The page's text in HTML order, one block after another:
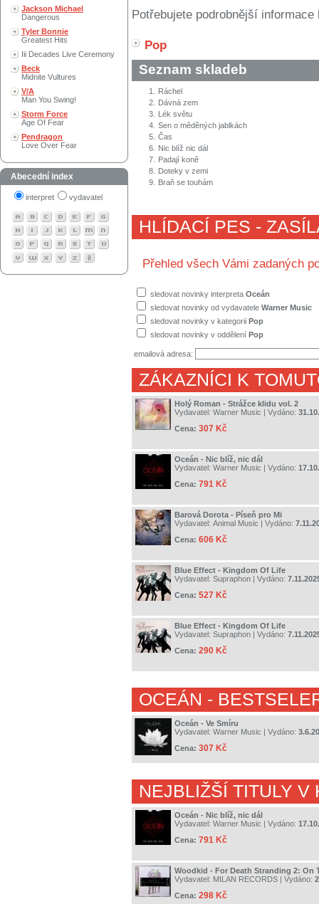
Jackson Michael
Dangerous
Tyler Bonnie
Greatest Hits
Iii Decades Live Ceremony
Beck
Midnite Vultures
V/A
Man You Swing!
Storm Force
Age Of Fear
Pendragon
Love Over Fear
Abecední index
interpret vydavatel
Potřebujete podrobnější
Pop
Seznam skladeb
1.
Ráchel
2.
Dávná zem
3.
Lék světu
4. Sen o měděných jablkách
5. Čas
6.
Nic blíž nic dál
7.
Padají koně
8.
Doteky v zemi
9.
Braň se touhám
HLÍDACÍ PES -
Přehled všech Vámi zadaných
sledovat novinky interpreta Oceán
sledovat novinky od vydavatele Warner Music
sledovat novinky v kategorii Pop
sledovat novinky v oddělení Pop
emailová adresa:
ZÁKAZNÍCI K
Holý Roman - Strážce klidu vol. 2
Vydavatel: Warner Music | Vydáno:
Cena: 307 Kč
Oceán - Nic blíž, nic dál
Vydavatel: Warner Music | Vydáno:
Cena: 791 Kč
Barová Dorota - Píseň pro Mi
Vydavatel: Animal Music | Vydáno:
Cena: 606 Kč
Blue Effect - Kingdom Of Life
Vydavatel: Supraphon | Vydáno:
Cena: 527 Kč
Blue Effect - Kingdom Of Life
Vydavatel: Supraphon | Vydáno:
Cena: 290 Kč
OCEÁN -
Oceán - Ve Smíru
Vydavatel: Warner Music | Vydáno:
Cena: 307 Kč
NEJBLIŽŠÍ TITULY V
Oceán - Nic blíž, nic dál
Vydavatel: Warner Music | Vydáno:
Cena: 791 Kč
Woodkid - For Death Stranding 2: On
Vydavatel: MILAN RECORDS | Vydáno:
Cena: 298 Kč